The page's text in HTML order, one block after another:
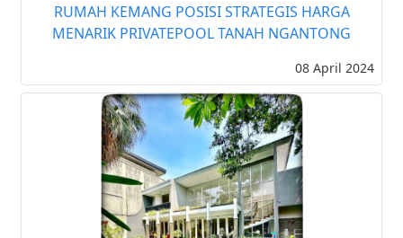
RUMAH KEMANG POSISI STRATEGIS HARGA
MENARIK PRIVATEPOOL TANAH NGANTONG
08 April 2024